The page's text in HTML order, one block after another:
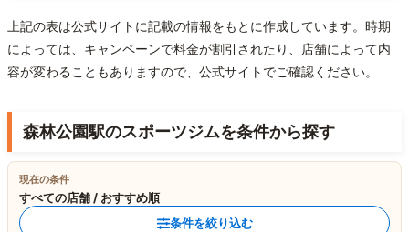
上記の表は公式サイトに記載の情報をもとに作成しています。時期
によっては、キャンペーンで料金が割引されたり、店舗によって内
容が変わることもありますので、公式サイトでご確認ください。
森林公園駅のスポーツジムを条件から探す
現在の条件
すべての店舗 / おすすめ順
条件を絞り込む